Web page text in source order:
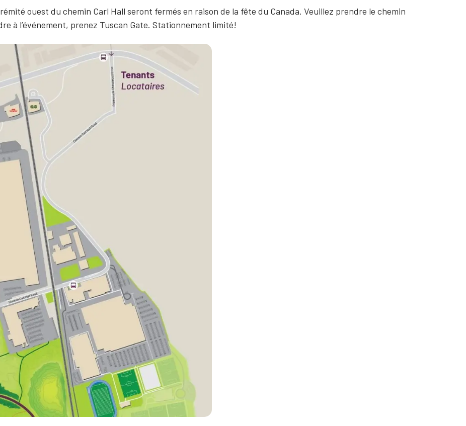
ouest du chemin Carl Hall seront fermés en raison de la fête du Canada. Veuillez prendre le chemin
à l’événement, prenez Tuscan Gate. Stationnement limité!